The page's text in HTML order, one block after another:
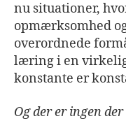
nu situationer,
opmærksomhed
overordnede
læring i en
konstante er
Og der er ingen